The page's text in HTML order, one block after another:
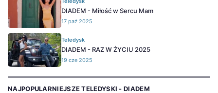
DIADEM - Miłość w Sercu Mam
17 paź 2025
Teledysk
DIADEM - RAZ W ŻYCIU 2025
19 cze 2025
NAJPOPULARNIEJSZE TELEDYSKI - DIADEM